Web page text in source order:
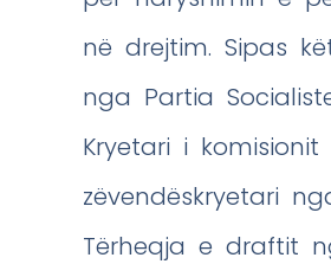
në drejtim. Sipas
nga Partia
Kryetari i
zëvendëskryetari
Tërheqja e draftit